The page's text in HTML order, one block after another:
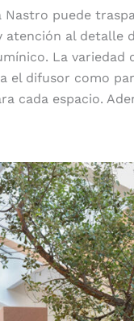
Nastro puede
al detalle
La variedad
el difusor como
cada espacio.